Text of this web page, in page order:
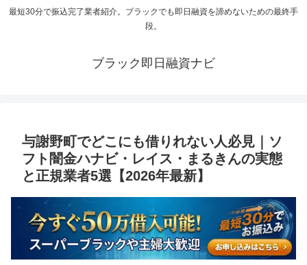
最短30分で振込完了業者紹介。ブラックでも即日融資を諦めないための最終手
段。
ブラック即日融資ナビ
与謝野町でどこにも借りれない人必見｜ソ
フト闇金ハナビ・レイス・まるきんの実態
と正規業者5選【2026年最新】